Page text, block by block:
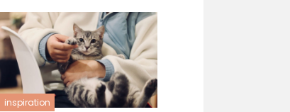
inspiration